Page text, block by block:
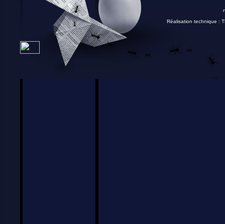
Réalisation technique :